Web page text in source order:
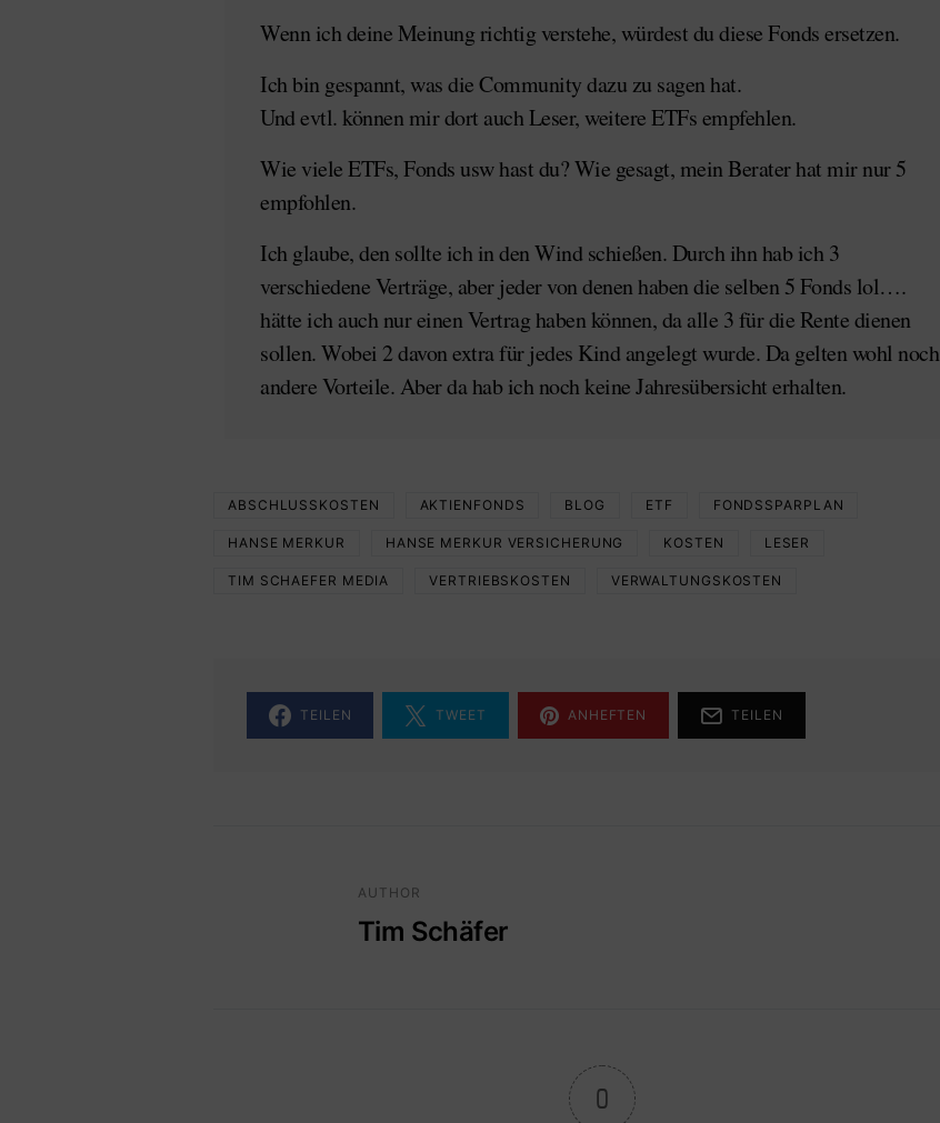
Wenn ich deine Meinung richtig verstehe, würdest du diese Fonds ersetzen.
Ich bin gespannt, was die Community dazu zu sagen hat.
Und evtl. können mir dort auch Leser, weitere ETFs empfehlen.
Wie viele ETFs, Fonds usw hast du? Wie gesagt, mein Berater hat mir nur 5
empfohlen.
Ich glaube, den sollte ich in den Wind schießen. Durch ihn hab ich 3
verschiedene Verträge, aber jeder von denen haben die selben 5 Fonds lol….
hätte ich auch nur einen Vertrag haben können, da alle 3 für die Rente dienen
sollen. Wobei 2 davon extra für jedes Kind angelegt wurde. Da gelten wohl noch
andere Vorteile. Aber da hab ich noch keine Jahresübersicht erhalten.
ABSCHLUSSKOSTEN AKTIENFONDS BLOG ETF FONDSSPARPLAN
HANSE MERKUR HANSE MERKUR VERSICHERUNG KOSTEN LESER
TIM SCHAEFER MEDIA VERTRIEBSKOSTEN VERWALTUNGSKOSTEN
TEILEN TWEET ANHEFTEN TEILEN
AUTHOR
Tim Schäfer
0